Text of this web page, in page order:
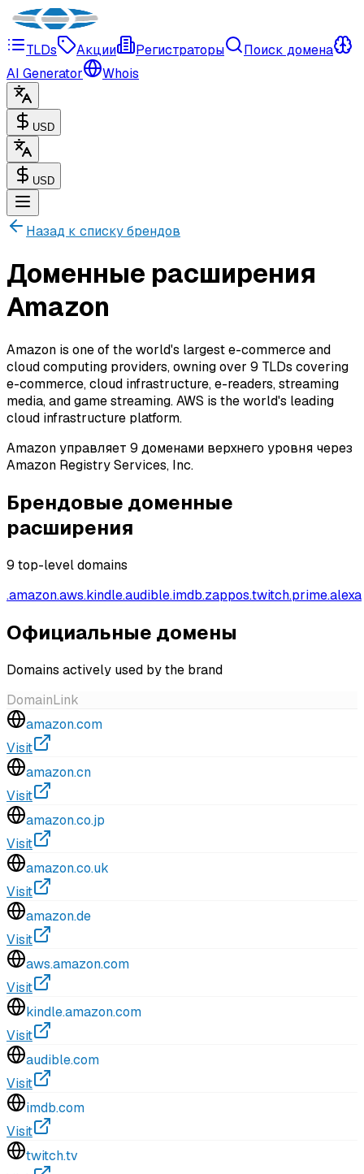
TLDs Акции Регистраторы
Поиск домена
AI Generator
Whois
USD
USD
Назад к списку брендов
Доменные расширения
Amazon
Amazon is one of the world's largest e-commerce and
cloud computing providers, owning over 9 TLDs covering
e-commerce, cloud infrastructure, e-readers, streaming
media, and game streaming. AWS is the world's leading
cloud infrastructure platform.
Amazon управляет 9 доменами верхнего уровня через
Amazon Registry Services, Inc.
Брендовые доменные
расширения
9 top-level domains
.amazon.aws.kindle.audible.imdb.zappos.twitch.prime.alexa
Официальные домены
Domains actively used by the brand
DomainLink
amazon.com
Visit
amazon.cn
Visit
amazon.co.jp
Visit
amazon.co.uk
Visit
amazon.de
Visit
aws.amazon.com
Visit
kindle.amazon.com
Visit
audible.com
Visit
imdb.com
Visit
twitch.tv